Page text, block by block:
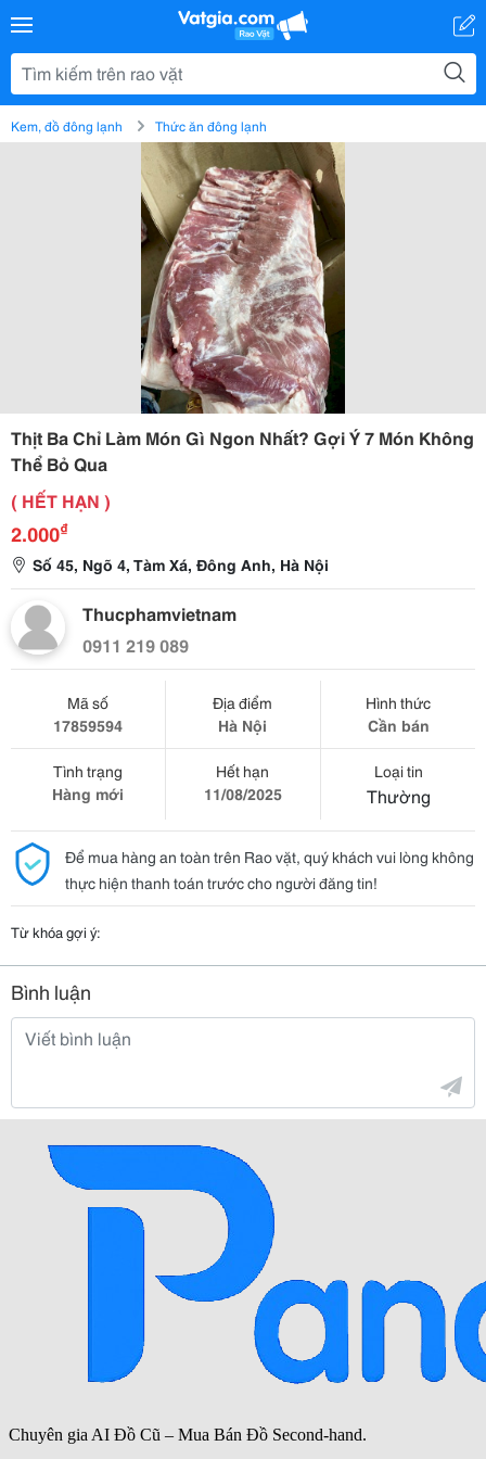
Kem, đồ đông lạnh Thức ăn đông lạnh
Thịt Ba Chỉ Làm Món Gì Ngon Nhất? Gợi Ý 7 Món Không
Thể Bỏ Qua
( HẾT HẠN )
2.000₫
Số 45, Ngõ 4, Tàm Xá, Đông Anh, Hà Nội
Thucphamvietnam
0911 219 089
Mã số
17859594
Địa điểm
Hà Nội
Hình thức
Cần bán
Tình trạng
Hàng mới
Hết hạn
11/08/2025
Loại tin
Thường
Để mua hàng an toàn trên Rao vặt, quý khách vui lòng không
thực hiện thanh toán trước cho người đăng tin!
Từ khóa gợi ý:
Bình luận